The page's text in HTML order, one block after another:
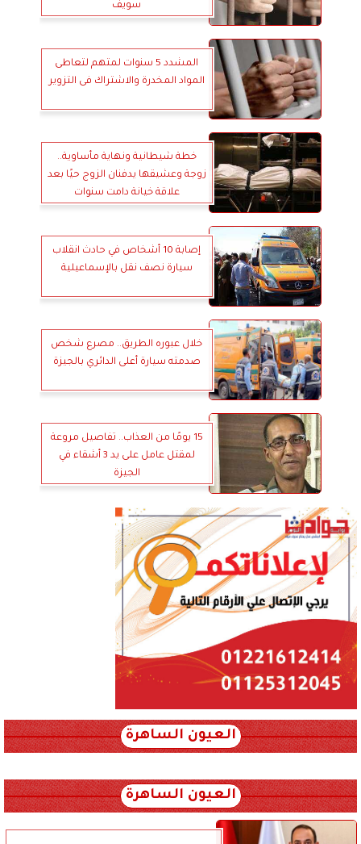
سويف
المشدد 5 سنوات لمتهم لتعاطى
المواد المخدرة والاشتراك فى التزوير
خطة شيطانية ونهاية مأساوية..
زوجة وعشيقها يدفنان الزوج حيًا بعد
علاقة خيانة دامت سنوات
إصابة 10 أشخاص في حادث انقلاب
سيارة نصف نقل بالإسماعيلية
خلال عبوره الطريق.. مصرع شخص
صدمته سيارة أعلى الدائري بالجيزة
15 يومًا من العذاب.. تفاصيل مروعة
لمقتل عامل على يد 3 أشقاء في
الجيزة
العيون الساهرة
العيون الساهرة